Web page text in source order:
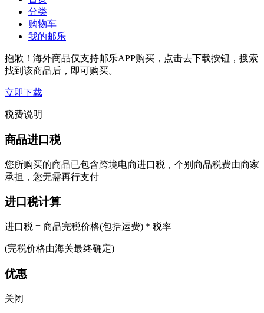
分类
购物车
我的邮乐
抱歉！海外商品仅支持邮乐APP购买，点击去下载按钮，搜索
找到该商品后，即可购买。
立即下载
税费说明
商品进口税
您所购买的商品已包含跨境电商进口税，个别商品税费由商家
承担，您无需再行支付
进口税计算
进口税 = 商品完税价格(包括运费) * 税率
(完税价格由海关最终确定)
优惠
关闭